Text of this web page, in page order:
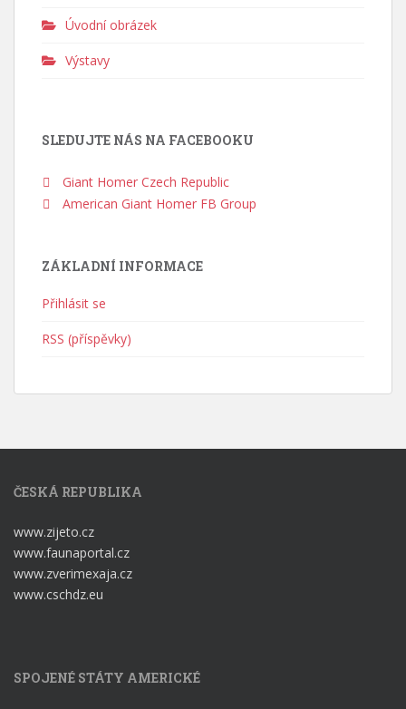
Úvodní obrázek
Výstavy
SLEDUJTE NÁS NA FACEBOOKU
Giant Homer Czech Republic
American Giant Homer FB Group
ZÁKLADNÍ INFORMACE
Přihlásit se
RSS (příspěvky)
ČESKÁ REPUBLIKA
www.zijeto.cz
www.faunaportal.cz
www.zverimexaja.cz
www.cschdz.eu
SPOJENÉ STÁTY AMERICKÉ